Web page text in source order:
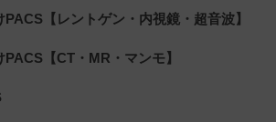
PACS【レントゲン・内視鏡・超音波】
【CT・MR・マンモ】